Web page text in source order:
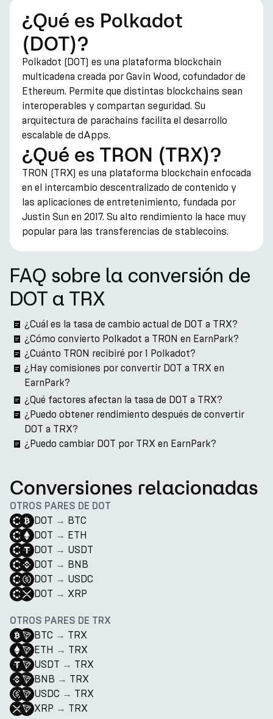
¿Qué es Polkadot
(DOT)?
Polkadot (DOT) es una plataforma blockchain
multicadena creada por Gavin Wood, cofundador de
Ethereum. Permite que distintas blockchains sean
interoperables y compartan seguridad. Su
arquitectura de parachains facilita el desarrollo
escalable de dApps.
¿Qué es TRON (TRX)?
TRON (TRX) es una plataforma blockchain enfocada
en el intercambio descentralizado de contenido y
las aplicaciones de entretenimiento, fundada por
Justin Sun en 2017. Su alto rendimiento la hace muy
popular para las transferencias de stablecoins.
FAQ sobre la conversión de
DOT a TRX
¿Cuál es la tasa de cambio actual de DOT a TRX?
¿Cómo convierto Polkadot a TRON en EarnPark?
¿Cuánto TRON recibiré por 1 Polkadot?
¿Hay comisiones por convertir DOT a TRX en
EarnPark?
¿Qué factores afectan la tasa de DOT a TRX?
¿Puedo obtener rendimiento después de convertir
DOT a TRX?
¿Puedo cambiar DOT por TRX en EarnPark?
Conversiones relacionadas
OTROS PARES DE DOT
DOT → BTC
DOT → ETH
DOT → USDT
DOT → BNB
DOT → USDC
DOT → XRP
OTROS PARES DE TRX
BTC → TRX
ETH → TRX
USDT → TRX
BNB → TRX
USDC → TRX
XRP → TRX